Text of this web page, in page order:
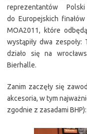
reprezentantów Polski
do Europejskich finałów
MOA2011, które
wystąpiły dwa zespoły:
działo się na
Bierhalle.
Zanim zaczęły się
akcesoria, w tym
zgodnie z zasadami BHP):